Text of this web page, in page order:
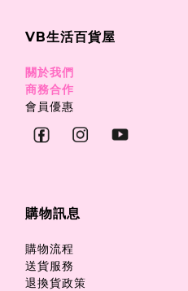
VB生活百貨屋
關於我們
商務合作
會員優惠
購物訊息
購物流程
送貨服務
退換貨政策